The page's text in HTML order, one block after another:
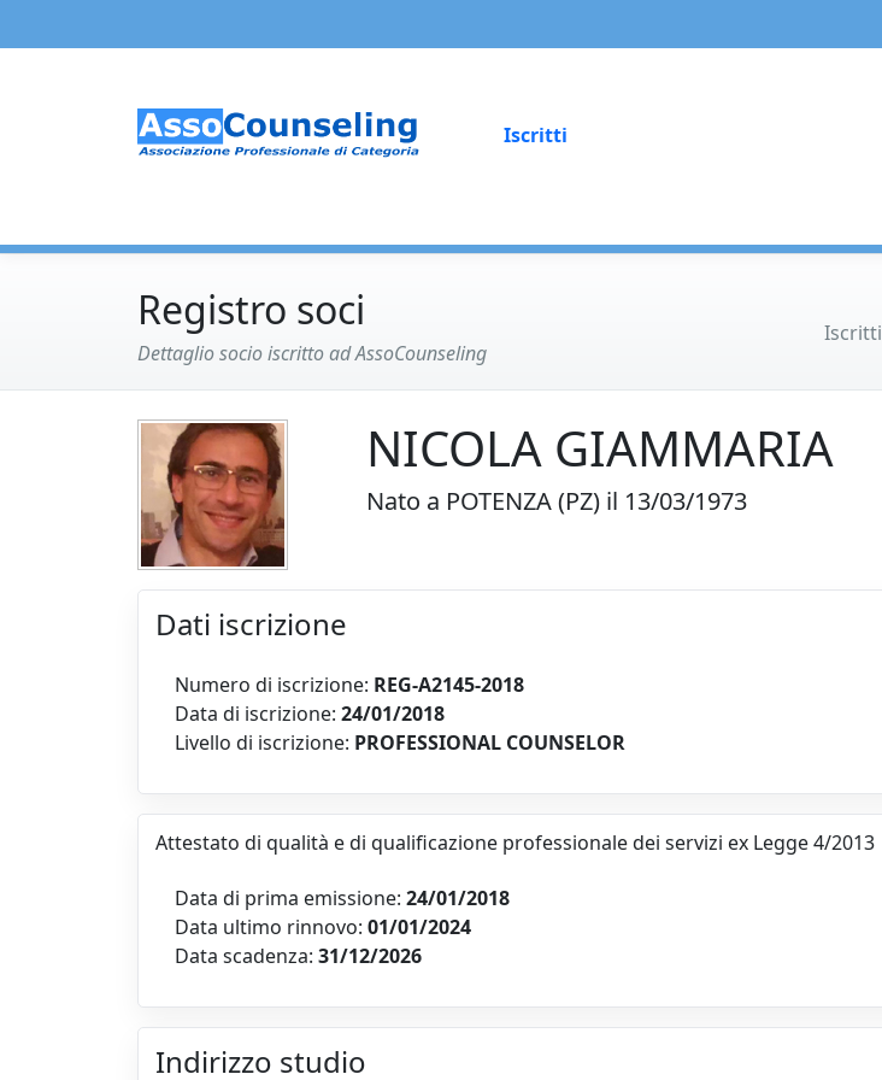
Iscritti
Registro soci
Dettaglio socio iscritto ad AssoCounseling
Iscritti
NICOLA GIAMMARIA
Nato a POTENZA (PZ) il 13/03/1973
Dati iscrizione
Numero di iscrizione: REG-A2145-2018
Data di iscrizione: 24/01/2018
Livello di iscrizione: PROFESSIONAL COUNSELOR
Attestato di qualità e di qualificazione professionale dei servizi ex Legge 4/2013
Data di prima emissione: 24/01/2018
Data ultimo rinnovo: 01/01/2024
Data scadenza: 31/12/2026
Indirizzo studio